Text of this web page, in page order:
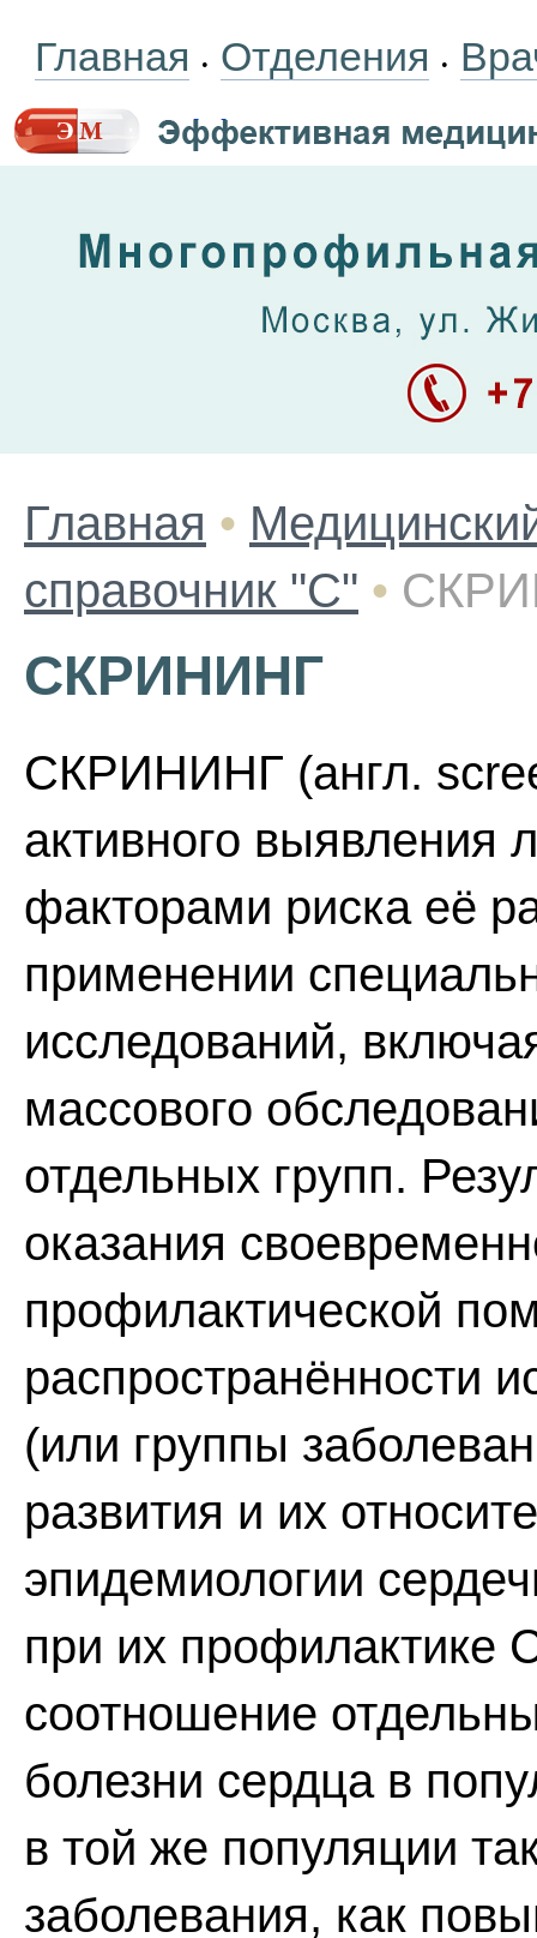
Главная • Отделения •
Главная •
справочник "С" •
СКРИНИНГ
СКРИНИНГ (англ.
активного выявления
факторами риска её
применении
исследований,
массового
отдельных групп.
оказания
профилактической
распространённости
(или группы
развития и их
эпидемиологии
при их профилактике
соотношение
болезни сердца в
в той же популяции
заболевания, как